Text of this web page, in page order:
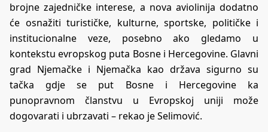
brojne zajedničke interese, a nova aviolinija dodatno
će osnažiti turističke, kulturne, sportske, političke i
institucionalne veze, posebno ako gledamo u
kontekstu evropskog puta Bosne i Hercegovine. Glavni
grad Njemačke i Njemačka kao država sigurno su
tačka gdje se put Bosne i Hercegovine ka
punopravnom članstvu u Evropskoj uniji može
dogovarati i ubrzavati – rekao je Selimović.